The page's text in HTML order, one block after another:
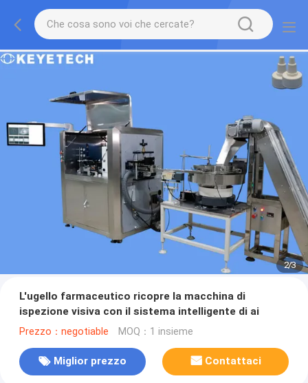
2/3
L'ugello farmaceutico ricopre la macchina di
ispezione visiva con il sistema intelligente di ai
Prezzo：negotiable MOQ：1 insieme
Miglior prezzo Contattaci